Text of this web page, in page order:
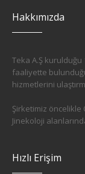
Hakkımızda
Teka A.Ş
faaliyette
hizmetlerini
Şirketimiz öncelikle
Jinekoloji
Hızlı Erişim